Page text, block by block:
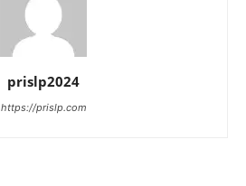
prislp2024
https://prislp.com